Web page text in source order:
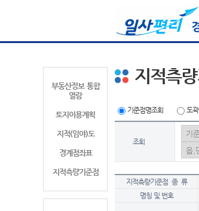
부동산정보 통합
열람
토지이용계획
지적(임야)도
경계점좌표
지적측량기준점
지적측
기준점명조회 도
조회
지적측량기준점 종 류
명칭 및 번호